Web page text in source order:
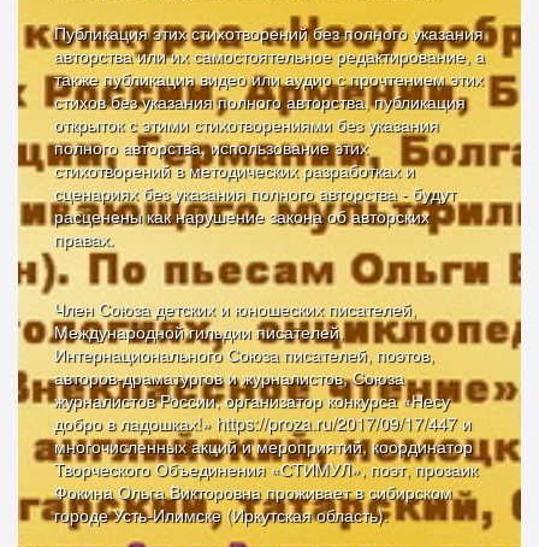
Публикация этих стихотворений без полного указания
авторства или их самостоятельное редактирование, а
также публикация видео или аудио с прочтением этих
стихов без указания полного авторства, публикация
открыток с этими стихотворениями без указания
полного авторства, использование этих
стихотворений в методических разработках и
сценариях без указания полного авторства - будут
расценены как нарушение закона об авторских
правах.
Член Союза детских и юношеских писателей,
Международной гильдии писателей,
Интернационального Союза писателей, поэтов,
авторов-драматургов и журналистов, Союза
журналистов России, организатор конкурса «Несу
добро в ладошках!» https://proza.ru/2017/09/17/447 и
многочисленных акций и мероприятий, координатор
Творческого Объединения «СТИМУЛ», поэт, прозаик
Фокина Ольга Викторовна проживает в сибирском
городе Усть-Илимске (Иркутская область).